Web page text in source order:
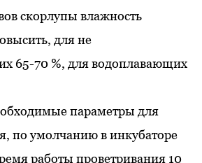
скорлупы влажность
для не
65-70 %, для водоплавающих
параметры для
по умолчанию в инкубаторе
работы проветривания 10